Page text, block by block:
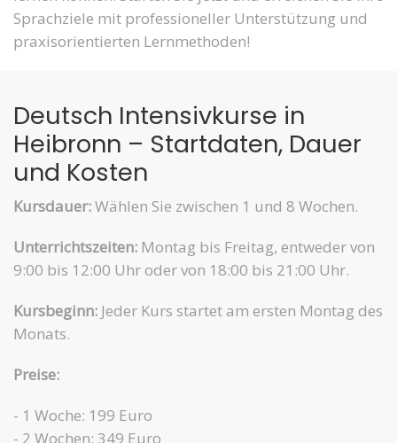
Sprachziele mit professioneller Unterstützung und
praxisorientierten Lernmethoden!
Deutsch Intensivkurse in
Heibronn – Startdaten, Dauer
und Kosten
Kursdauer:Wählen Sie zwischen 1 und 8 Wochen.
Unterrichtszeiten: Montag bis Freitag, entweder von
9:00 bis 12:00 Uhr oder von 18:00 bis 21:00 Uhr.
Kursbeginn: Jeder Kurs startet am ersten Montag des
Monats.
Preise:
- 1 Woche: 199 Euro
- 2 Wochen: 349 Euro